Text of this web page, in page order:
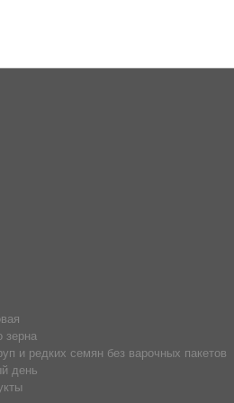
зерна
и редких семян без варочных пакетов
день